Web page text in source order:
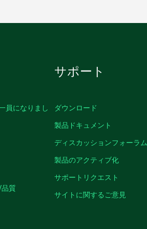
員になりまし
質
サポート
ダウンロード
製品ドキュメント
ディスカッションフォーラム
製品のアクティブ化
サポートリクエスト
サイトに関するご意見